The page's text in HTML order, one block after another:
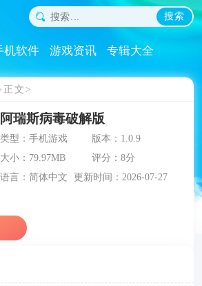
搜索
机软件 游戏资讯 专辑大全
正文
阿瑞斯病毒破解版
类型：手机游戏
版本：1.0.9
大小：79.97MB
评分：8分
语言：简体中文
更新时间：2026-07-27